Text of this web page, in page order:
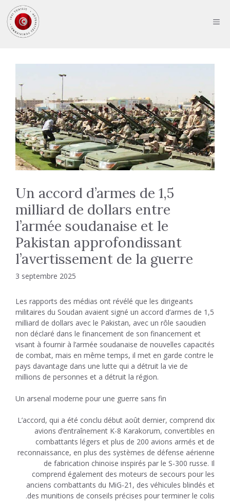
au
contenu
Un accord d’armes de 1,5
milliard de dollars entre
l’armée soudanaise et le
Pakistan approfondissant
l’avertissement de la guerre
3 septembre 2025
Les rapports des médias ont révélé que les dirigeants
militaires du Soudan avaient signé un accord d’armes de 1,5
milliard de dollars avec le Pakistan, avec un rôle saoudien
non déclaré dans le financement de son financement et
visant à fournir à l’armée soudanaise de nouvelles capacités
de combat, mais en même temps, il met en garde contre le
pays davantage dans une lutte qui a détruit la vie de
millions de personnes et a détruit la région.
Un arsenal moderne pour une guerre sans fin
L’accord, qui a été conclu début août dernier, comprend dix
avions d’entraînement K-8 Karakorum, convertibles en
combattants légers et plus de 200 avions armés et de
reconnaissance, en plus des systèmes de défense aérienne
de fabrication chinoise inspirés par le S-300 russe. Il
comprend également des moteurs de secours pour les
anciens combattants du MiG-21, des véhicules blindés et
des munitions de conseils précises pour terminer le colis.